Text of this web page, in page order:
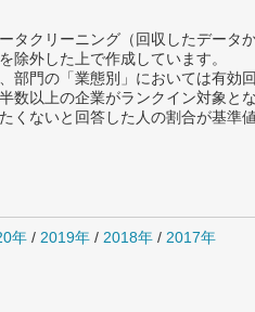
クリーニング（回収したデータ
外した上で作成しています。
部門の「業態別」においては有効
数以上の企業がランクイン対象とな
ないと回答した人の割合が基準
年 / 2019年 / 2018年 / 2017年